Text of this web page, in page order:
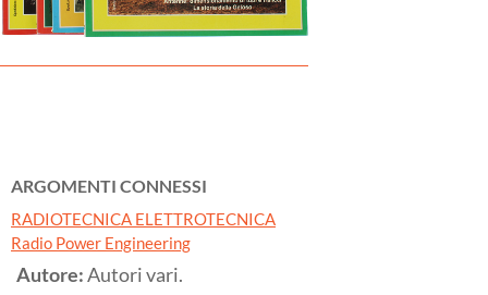
ARGOMENTI CONNESSI
RADIOTECNICA ELETTROTECNICA
Radio Power Engineering
Autore:Autori vari.